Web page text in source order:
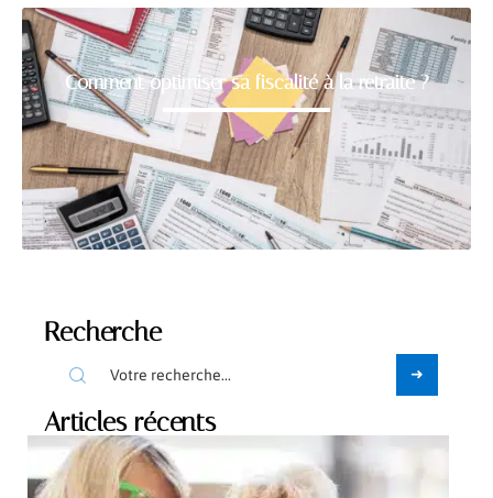
Comment optimiser sa fiscalité à la retraite ?
Recherche
Articles récents